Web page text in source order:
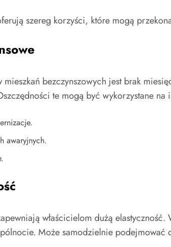
szereg korzyści, które mogą
mieszkań bezczynszowych jest brak
te mogą być wykorzystane na
awaryjnych.
właścicielom dużą
Może samodzielnie podejmować